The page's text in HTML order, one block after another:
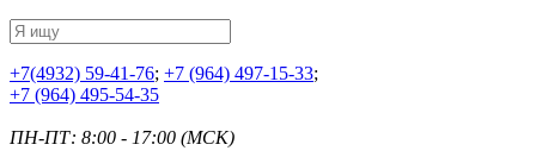
+7(4932) 59-41-76; +7 (964) 497-15-33;
+7 (964) 495-54-35
ПН-ПТ: 8:00 - 17:00 (МСК)